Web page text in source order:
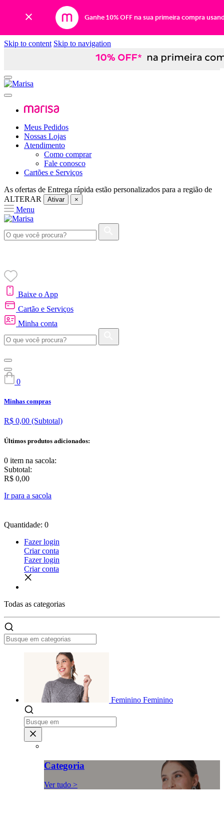
Ganhe 10% OFF na sua primeira compra
Skip to content Skip to navigation
Meus Pedidos
Nossas Lojas
Atendimento
Como comprar
Fale conosco
Cartões e Serviços
As ofertas de Entrega rápida estão personalizados para a região de
ALTERAR
Ativar ×
Menu
Baixe o App
Cartão e Serviços
Minha conta
0
Minhas compras
R$ 0,00 (Subtotal)
Últimos produtos adicionados:
0 item na sacola:
Subtotal:
R$ 0,00
Ir para a sacola
Quantidade: 0
Fazer login
Criar conta
Fazer login
Criar conta
Todas as categorias
Feminino Feminino
Categoria
Ver tudo >